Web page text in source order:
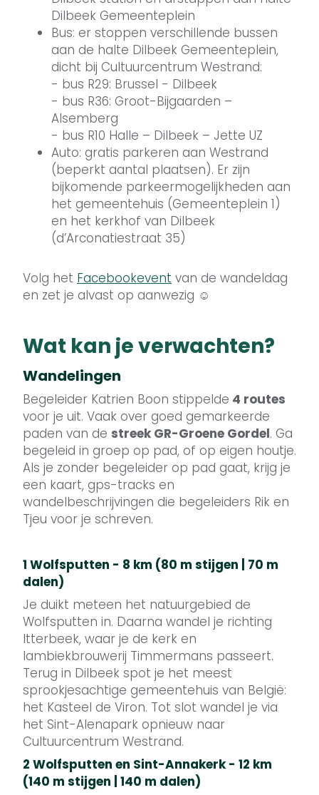
Dilbeek Gemeenteplein
Bus: er stoppen verschillende bussen
aan de halte Dilbeek Gemeenteplein,
dicht bij Cultuurcentrum Westrand:
- bus R29: Brussel - Dilbeek
- bus R36: Groot-Bijgaarden –
Alsemberg
- bus R10 Halle – Dilbeek – Jette UZ
Auto: gratis parkeren aan Westrand
(beperkt aantal plaatsen). Er zijn
bijkomende parkeermogelijkheden aan
het gemeentehuis (Gemeenteplein 1)
en het kerkhof van Dilbeek
(d’Arconatiestraat 35)
Volg het Facebookevent van de wandeldag
en zet je alvast op aanwezig ☺️
Wat kan je verwachten?
Wandelingen
Begeleider Katrien Boon stippelde 4 routes
voor je uit. Vaak over goed gemarkeerde
paden van de streek GR-Groene Gordel. Ga
begeleid in groep op pad, of op eigen houtje.
Als je zonder begeleider op pad gaat, krijg je
een kaart, gps-tracks en
wandelbeschrijvingen die begeleiders Rik en
Tjeu voor je schreven.
1 Wolfsputten - 8 km (80 m stijgen | 70 m
dalen)
Je duikt meteen het natuurgebied de
Wolfsputten in. Daarna wandel je richting
Itterbeek, waar je de kerk en
lambiekbrouwerij Timmermans passeert.
Terug in Dilbeek spot je het meest
sprookjesachtige gemeentehuis van België:
het Kasteel de Viron. Tot slot wandel je via
het Sint-Alenapark opnieuw naar
Cultuurcentrum Westrand.
2 Wolfsputten en Sint-Annakerk - 12 km
(140 m stijgen | 140 m dalen)